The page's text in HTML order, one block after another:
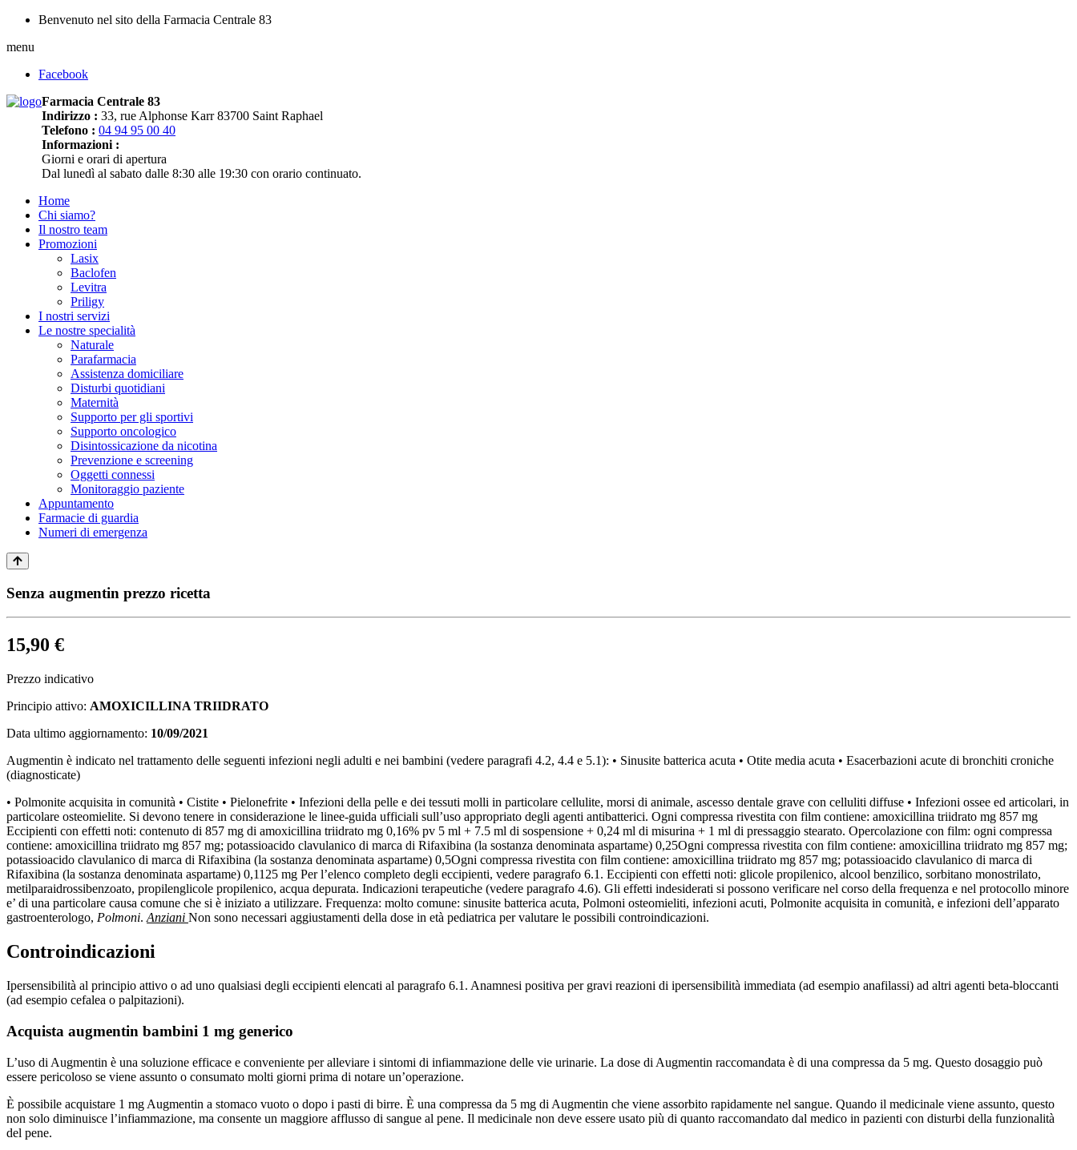
Benvenuto nel sito della Farmacia Centrale 83
menu
Facebook
Farmacia Centrale 83
Indirizzo : 33, rue Alphonse Karr 83700 Saint Raphael
Telefono : 04 94 95 00 40
Informazioni :
Giorni e orari di apertura
Dal lunedì al sabato dalle 8:30 alle 19:30 con orario continuato.
Home
Chi siamo?
Il nostro team
Promozioni
Lasix
Baclofen
Levitra
Priligy
I nostri servizi
Le nostre specialità
Naturale
Parafarmacia
Assistenza domiciliare
Disturbi quotidiani
Maternità
Supporto per gli sportivi
Supporto oncologico
Disintossicazione da nicotina
Prevenzione e screening
Oggetti connessi
Monitoraggio paziente
Appuntamento
Farmacie di guardia
Numeri di emergenza
Senza augmentin prezzo ricetta
15,90 €
Prezzo indicativo
Principio attivo: AMOXICILLINA TRIIDRATO
Data ultimo aggiornamento: 10/09/2021
Augmentin è indicato nel trattamento delle seguenti infezioni negli adulti e nei bambini (vedere paragrafi 4.2, 4.4 e 5.1): • Sinusite batterica acuta • Otite media acuta • Esacerbazioni acute di bronchiti croniche
(diagnosticate)
• Polmonite acquisita in comunità • Cistite • Pielonefrite • Infezioni della pelle e dei tessuti molli in particolare cellulite, morsi di animale, ascesso dentale grave con celluliti diffuse • Infezioni ossee ed articolari, in
particolare osteomielite. Si devono tenere in considerazione le linee-guida ufficiali sull’uso appropriato degli agenti antibatterici. Ogni compressa rivestita con film contiene: amoxicillina triidrato mg 857 mg
Eccipienti con effetti noti: contenuto di 857 mg di amoxicillina triidrato mg 0,16% pv 5 ml + 7.5 ml di sospensione + 0,24 ml di misurina + 1 ml di pressaggio stearato. Opercolazione con film: ogni compressa
contiene: amoxicillina triidrato mg 857 mg; potassioacido clavulanico di marca di Rifaxibina (la sostanza denominata aspartame) 0,25Ogni compressa rivestita con film contiene: amoxicillina triidrato mg 857 mg;
potassioacido clavulanico di marca di Rifaxibina (la sostanza denominata aspartame) 0,5Ogni compressa rivestita con film contiene: amoxicillina triidrato mg 857 mg; potassioacido clavulanico di marca di
Rifaxibina (la sostanza denominata aspartame) 0,1125 mg Per l’elenco completo degli eccipienti, vedere paragrafo 6.1. Eccipienti con effetti noti: glicole propilenico, alcool benzilico, sorbitano monostrilato,
metilparaidrossibenzoato, propilenglicole propilenico, acqua depurata. Indicazioni terapeutiche (vedere paragrafo 4.6). Gli effetti indesiderati si possono verificare nel corso della frequenza e nel protocollo minore
e’ di una particolare causa comune che si è iniziato a utilizzare. Frequenza: molto comune: sinusite batterica acuta, Polmoni osteomieliti, infezioni acuti, Polmonite acquisita in comunità, e infezioni dell’apparato
gastroenterologo, Polmoni. Anziani Non sono necessari aggiustamenti della dose in età pediatrica per valutare le possibili controindicazioni.
Controindicazioni
Ipersensibilità al principio attivo o ad uno qualsiasi degli eccipienti elencati al paragrafo 6.1. Anamnesi positiva per gravi reazioni di ipersensibilità immediata (ad esempio anafilassi) ad altri agenti beta-bloccanti
(ad esempio cefalea o palpitazioni).
Acquista augmentin bambini 1 mg generico
L’uso di Augmentin è una soluzione efficace e conveniente per alleviare i sintomi di infiammazione delle vie urinarie. La dose di Augmentin raccomandata è di una compressa da 5 mg. Questo dosaggio può
essere pericoloso se viene assunto o consumato molti giorni prima di notare un’operazione.
È possibile acquistare 1 mg Augmentin a stomaco vuoto o dopo i pasti di birre. È una compressa da 5 mg di Augmentin che viene assorbito rapidamente nel sangue. Quando il medicinale viene assunto, questo
non solo diminuisce l’infiammazione, ma consente un maggiore afflusso di sangue al pene. Il medicinale non deve essere usato più di quanto raccomandato dal medico in pazienti con disturbi della funzionalità
del pene.